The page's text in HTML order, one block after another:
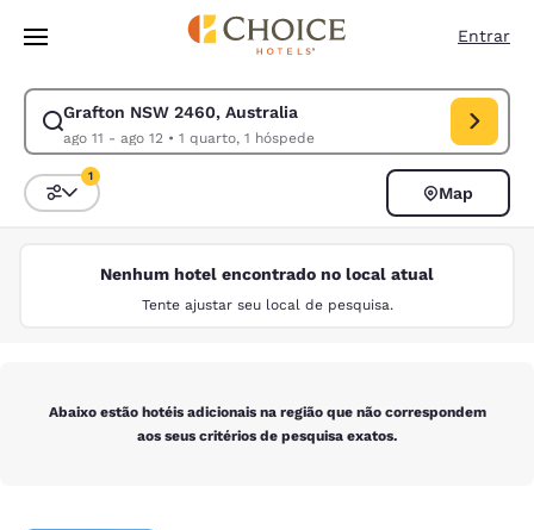
Pular Para Conteúdo Principal
Entrar
Grafton NSW 2460, Australia
ago 11 - ago 12• 1 quarto, 1 hóspede
Modificar pesquisa para Grafton NSW 2460, Australia. Data de check-
Classificar e filtrar
1
Map
Nenhum hotel encontrado no local atual
Tente ajustar seu local de pesquisa.
Abaixo estão hotéis adicionais na região que não correspondem
aos seus critérios de pesquisa exatos.